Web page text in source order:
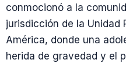
conmocionó a la
jurisdicción de la Unidad
América, donde una
herida de gravedad y el